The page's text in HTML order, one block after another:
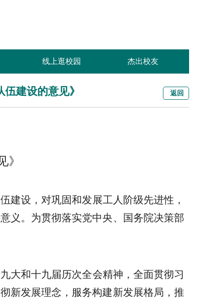
线上逛校园 杰出校友
建设的意见》 返回
》
建设，对巩固和发展工人阶级先进性，
义。为贯彻落实党中央、国务院决策部
大和十九届历次全会精神，全面贯彻习
新发展理念，服务构建新发展格局，推